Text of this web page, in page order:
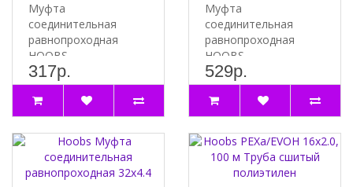
Муфта
соединительная
равнопроходная
HOOBS
20х2.8 является
универсальной и
подходит для
соединен..
317р.
Муфта
соединительная
равнопроходная
HOOBS
25х3.5 является
универсальной и
подходит для
соединен..
529р.